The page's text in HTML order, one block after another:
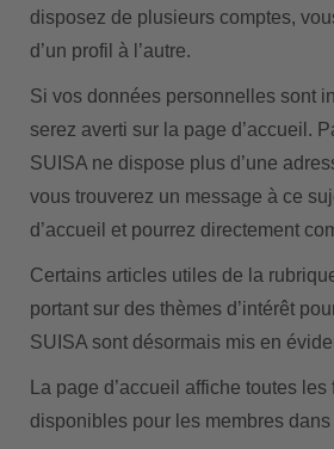
disposez de plusieurs comptes,
d’un profil à l’autre.
Si vos données personnelles sont
serez averti sur la page d’accueil.
SUISA ne dispose plus d’une
vous trouverez un message à ce
d’accueil et pourrez directement
Certains articles utiles de la
portant sur des thèmes d’intérêt
SUISA sont désormais mis en
La page d’accueil affiche toutes
disponibles pour les membres